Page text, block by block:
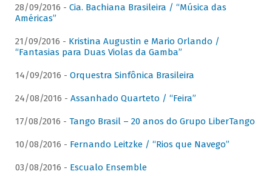
28/09/2016 - Cia. Bachiana Brasileira / “Música das
Américas”
21/09/2016 - Kristina Augustin e Mario Orlando /
“Fantasias para Duas Violas da Gamba”
14/09/2016 - Orquestra Sinfônica Brasileira
24/08/2016 - Assanhado Quarteto / “Feira”
17/08/2016 - Tango Brasil – 20 anos do Grupo LiberTango
10/08/2016 - Fernando Leitzke / “Rios que Navego”
03/08/2016 - Escualo Ensemble